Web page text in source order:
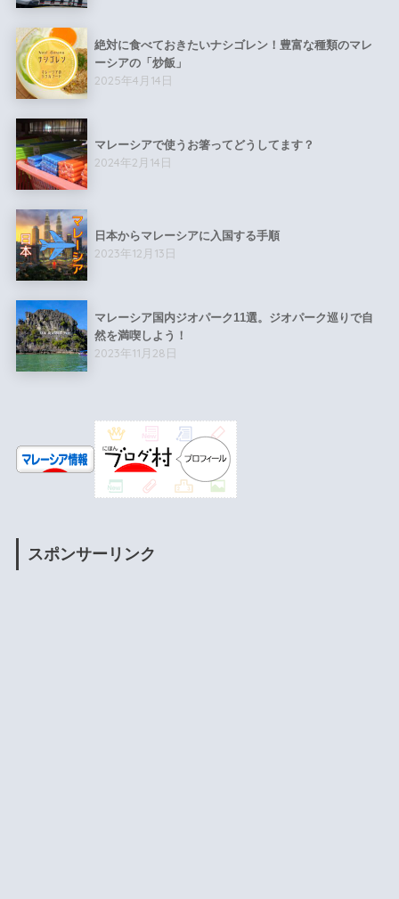
絶対に食べておきたいナシゴレン！豊富な種類のマレ
ーシアの「炒飯」
2025年4月14日
マレーシアで使うお箸ってどうしてます？
2024年2月14日
日本からマレーシアに入国する手順
2023年12月13日
マレーシア国内ジオパーク11選。ジオパーク巡りで自
然を満喫しよう！
2023年11月28日
スポンサーリンク